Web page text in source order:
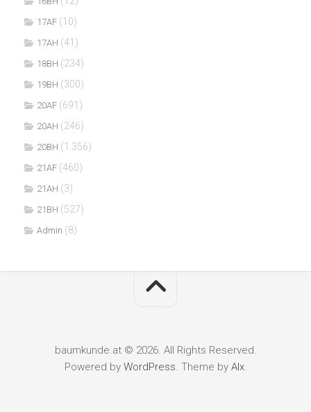
17AF (10)
17AH (41)
18BH (234)
19BH (300)
20AF (691)
20AH (246)
20BH (1.356)
21AF (460)
21AH (3)
21BH (527)
Admin (8)
baumkunde.at © 2026. All Rights Reserved.
Powered by WordPress. Theme by Alx.